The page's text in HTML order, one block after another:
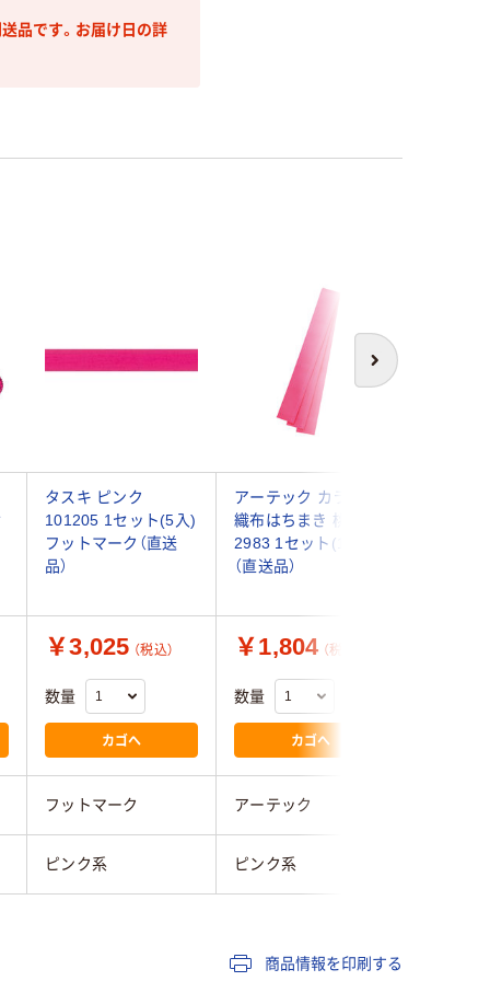
品です。お届け日の詳
次へ
タスキ ピンク
101205 1セット(5入)
フットマーク（直送
品）
アーテック カラー不
織布はちまき 桃
2983 1セット(10本)
（直送品）
￥3,025 （税込）
数量
カゴへ
￥1,804 （税込）
数量
カゴへ
フットマーク アーテック
ピンク系 ピンク系
商品情報を印刷する